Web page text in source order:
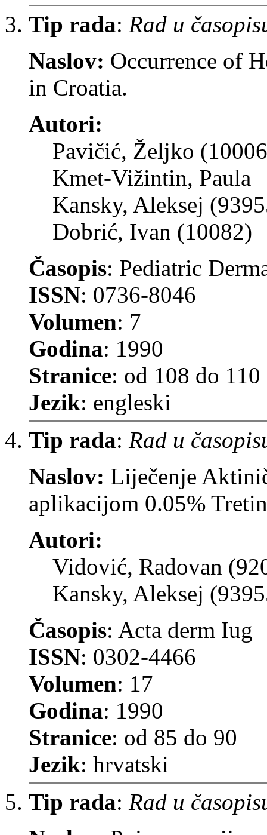
Tip rada: Rad u
Naslov: Occurrence of
in Croatia.
Autori:
Pavičić, Željko
Kmet-Vižintin, Paula
Kansky, Aleksej
Dobrić, Ivan (10082)
Časopis: Pediatric
ISSN: 0736-8046
Volumen: 7
Godina: 1990
Stranice: od 108 do 110
Jezik: engleski
Tip rada: Rad u
Naslov: Liječenje
aplikacijom 0.05%
Autori:
Vidović, Radovan
Kansky, Aleksej
Časopis: Acta derm Iug
ISSN: 0302-4466
Volumen: 17
Godina: 1990
Stranice: od 85 do 90
Jezik: hrvatski
Tip rada: Rad u